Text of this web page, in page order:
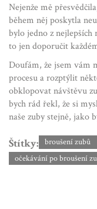
Nejenže mě
během něj poskytla
bylo jedno z
to jen doporučit
Doufám, že jsem vám
procesu a rozptýlit
obklopovat návštěvu
bych rád řekl, že si
naše zuby stejně, jako
Štítky: broušení zubů
očekávání po broušení